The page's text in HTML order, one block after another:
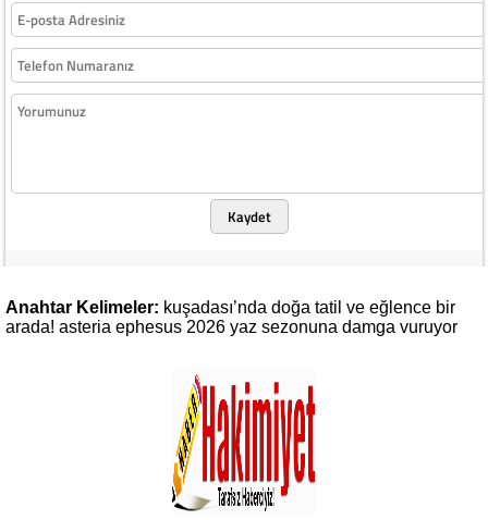
Kaydet
Anahtar Kelimeler: kuşadası’nda doğa tatil ve eğlence bir
arada! asteria ephesus 2026 yaz sezonuna damga vuruyor